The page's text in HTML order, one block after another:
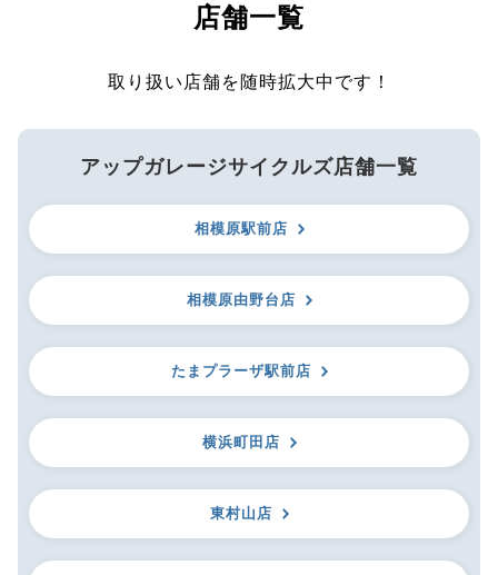
店舗一覧
取り扱い店舗を随時拡大中です！
アップガレージサイクルズ店舗一覧
相模原駅前店
相模原由野台店
たまプラーザ駅前店
横浜町田店
東村山店